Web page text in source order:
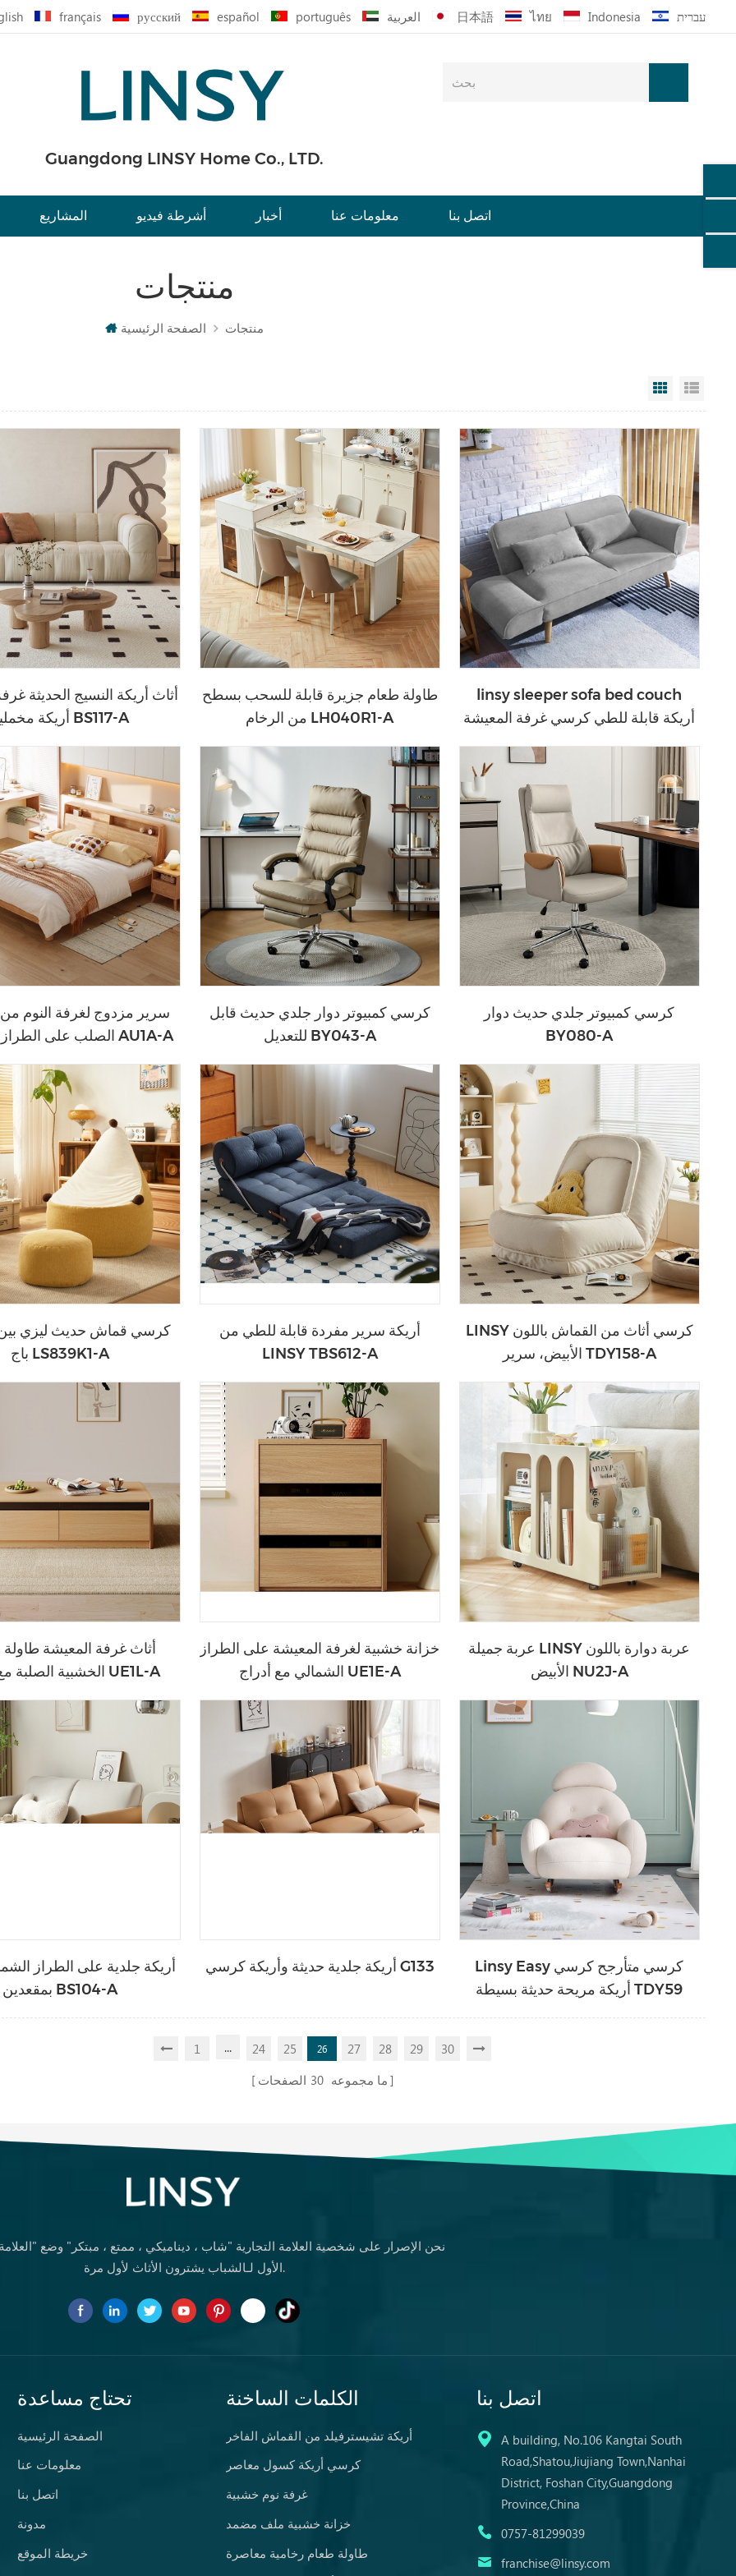
français русский español português العربية 日本語 ไทย Indonesia עברית
Guangdong LINSY Home Co., LTD.
المشاريع أشرطة فيديو أخبار معلومات عنا اتصل بنا
منتجات
الصفحة الرئيسية منتجات
Grid View
أثاث أريكة النسيج الحديثة
أريكة مخملية BS117-A
طاولة طعام جزيرة قابلة للسحب بسطح
من الرخام LH040R1-A
linsy sleeper sofa bed couch
أريكة قابلة للطي كرسي غرفة المعيشة
سرير مزدوج لغرفة النوم
الصلب على الطراز الشمالي AU1A-A
كرسي كمبيوتر دوار جلدي حديث قابل
للتعديل BY043-A
كرسي كمبيوتر جلدي حديث دوار
BY080-A
باج LS839K1-A
أريكة سرير مفردة قابلة للطي من
LINSY TBS612-A
LINSY كرسي أثاث من القماش باللون
الأبيض، سرير TDY158-A
أثاث غرفة المعيشة طاولة
الخشبية الصلبة مع أدراج UE1L-A
خزانة خشبية لغرفة المعيشة على الطراز
الشمالي مع أدراج UE1E-A
عربة جميلة LINSY عربة دوارة باللون
الأبيض NU2J-A
أريكة جلدية على الطراز
بمقعدين BS104-A
أريكة جلدية حديثة وأريكة كرسي G133
Linsy Easy كرسي متأرجح كرسي
أريكة مريحة حديثة بسيطة TDY59
1 ... 24 25 26 27 28 29
30
ما مجموعه 30 الصفحات
نحن الإصرار على شخصية العلامة التجارية "شاب ، ديناميكي ، ممتع ، مبتكر" وضع "العلامة
الأول لـالشباب يشترون الأثاث لأول مرة.
تحتاج مساعدة
الصفحة الرئيسية
معلومات عنا
اتصل بنا
مدونة
خريطة الموقع
الكلمات الساخنة
أريكة تشيسترفيلد من القماش الفاخر
كرسي أريكة كسول معاصر
غرفة نوم خشبية
خزانة خشبية ملف مضمد
طاولة طعام رخامية معاصرة
اتصل بنا
A building, No.106 Kangtai South
Road,Shatou,Jiujiang Town,Nanhai
District, Foshan City,Guangdong
Province,China
0757-81299039
franchise@linsy.com